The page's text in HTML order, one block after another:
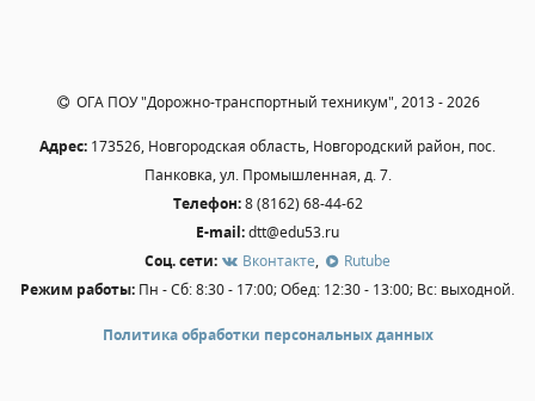
Центр карьеры
Всероссийское чемпионатное движение
Региональная инновационная площадка
СВЕДЕНИЯ ОБ ОБРАЗОВАТЕЛЬНОЙ ОРГАНИЗАЦИИ
Основные сведения
Структура и органы управления образовательной
ОГА ПОУ "Дорожно-транспортный техникум", 2013 - 2026
Адрес: 173526, Новгородская область, Новгородский район, пос.
Панковка, ул. Промышленная, д. 7.
Телефон:8 (8162) 68-44-62
E-mail:dtt@edu53.ru
Соц. сети:
Вконтакте,
Rutube
Режим работы: Пн - Сб: 8:30 - 17:00; Обед: 12:30 - 13:00; Вс: выходной.
Политика обработки персональных данных